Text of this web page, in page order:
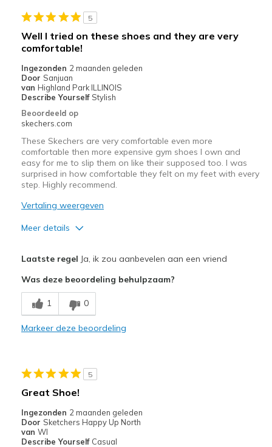
Beste toepassingen
Casual Wear
Width
Feels true to width
Sizing
Feels true to size
I'm Really Into Shoes
5
Well I tried on these shoes and they are very
comfortable!
Ingezonden 2 maanden geleden
Door Sanjuan
van Highland Park ILLINOIS
Describe Yourself Stylish
Beoordeeld op
skechers.com
These Skechers are very comfortable even more
comfortable then more expensive gym shoes I own and
easy for me to slip them on like their supposed too. I was
surprised in how comfortable they felt on my feet with every
step. Highly recommend.
Vertaling weergeven
Meer details
Comfortable
Stylish
Laatste regel Ja, ik zou aanbevelen aan een vriend
Was deze beoordeling behulpzaam?
1 0
Markeer deze beoordeling
5
Great Shoe!
Ingezonden 2 maanden geleden
Door Sketchers Happy Up North
van WI
Describe Yourself Casual